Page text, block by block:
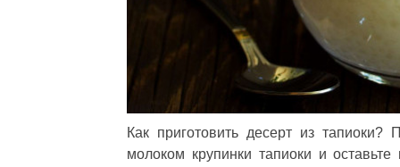
Как приготовить десерт из тапиоки?
молоком крупинки тапиоки и